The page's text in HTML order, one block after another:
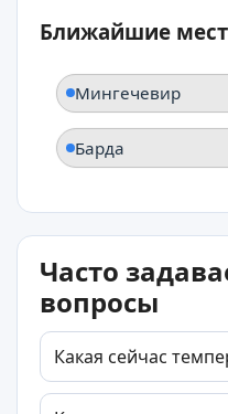
Ближайшие
Мингечевир
Барда
Часто
вопросы
Какая сейчас